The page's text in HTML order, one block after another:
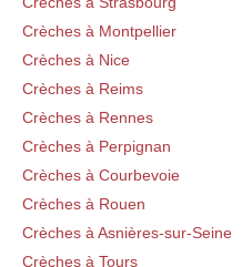
Crèches à Montpellier
Crèches à Nice
Crèches à Reims
Crèches à Rennes
Crèches à Perpignan
Crèches à Courbevoie
Crèches à Rouen
Crèches à Asnières-sur-Seine
Crèches à Tours